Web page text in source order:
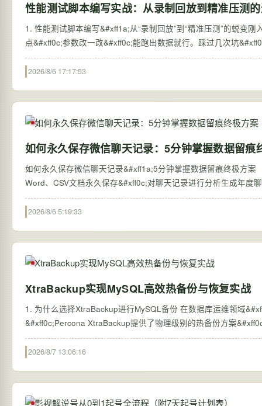
性能测试脚本编写实战：从录制回放到精准压测
1. 性能测试脚本编写&#xff1a;从“录制回放”到“精准压测”的蜕变
点&#xff0c;参数改一改&#xff0c;能跑出数据就行。踩过几次坑
2026/8/6 17:17:53
如何永久保存微信聊天记录：5分钟掌握数据留痕
如何永久保存微信聊天记录&#xff1a;5分钟掌握数据留痕终极方
2026/8/6 5:19:33
XtraBackup实现MySQL高效热备份与恢复实战
1. 为什么选择XtraBackup进行MySQL备份 在数据库运维领域
&#xff0c;Percona XtraBackup提供了物理级别的热备份方案
2026/8/7 13:06:16